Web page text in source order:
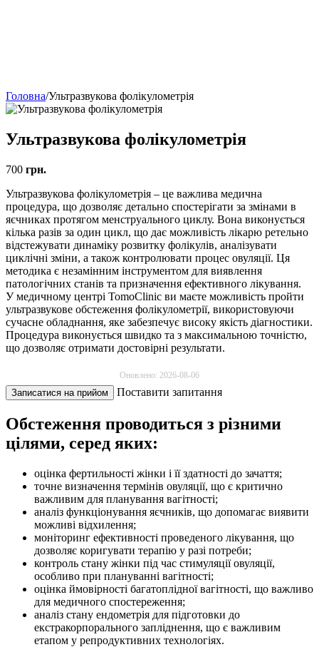
Головна/Ультразвукова фолікулометрія
Ультразвукова фолікулометрія
700 грн.
Ультразвукова фолікулометрія – це важлива медична
процедура, що дозволяє детально спостерігати за змінами в
яєчниках протягом менструального циклу. Вона виконується
кілька разів за один цикл, що дає можливість лікарю ретельно
відстежувати динаміку розвитку фолікулів, аналізувати
циклічні зміни, а також контролювати процес овуляції. Ця
методика є незамінним інструментом для виявлення
патологічних станів та призначення ефективного лікування.
У медичному центрі TomoClinic ви маєте можливість пройти
ультразвукове обстеження фолікулометрії, використовуючи
сучасне обладнання, яке забезпечує високу якість діагностики.
Процедура виконується швидко та з максимальною точністю,
що дозволяє отримати достовірні результати.
Оновлено: 2026-08-06
Записатися на прийом Поставити запитання
Обстеження проводиться з різними
цілями, серед яких:
оцінка фертильності жінки і її здатності до зачаття;
точне визначення термінів овуляції, що є критично
важливим для планування вагітності;
аналіз функціонування яєчників, що допомагає виявити
можливі відхилення;
моніторинг ефективності проведеного лікування, що
дозволяє коригувати терапію у разі потреби;
контроль стану жінки під час стимуляції овуляції,
особливо при плануванні вагітності;
оцінка ймовірності багатоплідної вагітності, що важливо
для медичного спостереження;
аналіз стану ендометрія для підготовки до
екстракорпорального запліднення, що є важливим
етапом у репродуктивних технологіях.